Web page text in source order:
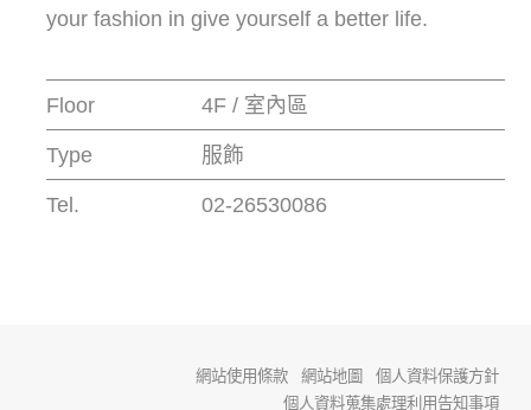
your fashion in give yourself a better life.
Floor 4F / 室內區
Type 服飾
Tel. 02-26530086
網站使用條款 網站地圖
個人資料保護方針
個人資料蒐集處理利用告知事項